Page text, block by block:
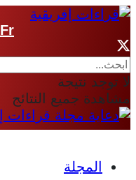
Fr
لا توجد نتيجة
مشاهدة جميع النتائج
المجلة